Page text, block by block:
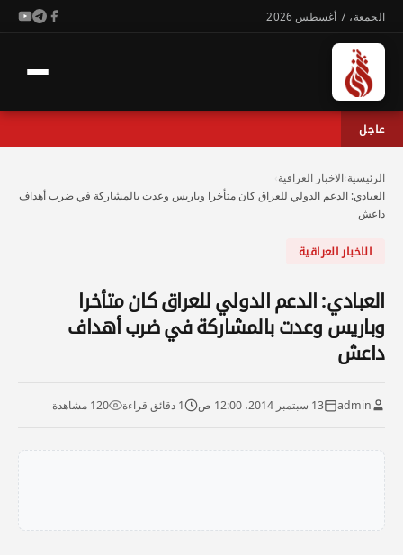
الجمعة، 7 أغسطس 2026
عاجل
الرئيسية الاخبار العراقية
العبادي: الدعم الدولي للعراق كان متأخرا وباريس وعدت بالمشاركة في ضرب أهداف
داعش
الاخبار العراقية
العبادي: الدعم الدولي للعراق كان متأخرا
وباريس وعدت بالمشاركة في ضرب أهداف
داعش
admin 13 سبتمبر 2014، 12:00 ص 1 دقائق قراءة 120 مشاهدة